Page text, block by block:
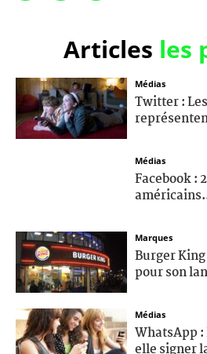
Articles les
Médias
Twitter :
Médias
Facebook :
Marques
Burger King
pour son
Médias
WhatsApp
elle signer